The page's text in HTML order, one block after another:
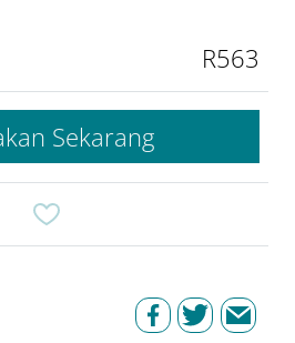
R563
Sekarang